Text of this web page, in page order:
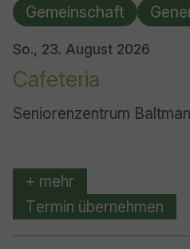
So., 23. August 2026
Cafeteria
Seniorenzentrum
+ mehr
Termin übernehmen
Gemeinschaft